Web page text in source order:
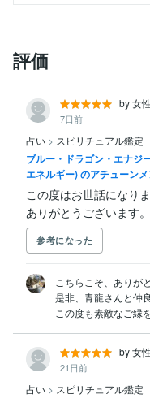
評価
by 女
7日前
占い > スピリチュアル鑑定
ブルー・ドラゴン・エナジ
エネルギー) のアチューンメ
この度はお世話になりま
ありがとうございます
参考になった
こちらこそ、ありが
是非、青龍さんと仲
この度も素敵なご縁
by 女
21日前
占い > スピリチュアル鑑定